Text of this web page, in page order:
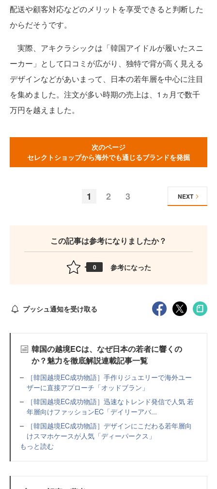
配送や顧客対応などのメリットを享受できると判断した
からだそうです。
実際、アキクラシックは「韓国アイドルが履いたスニ
ーカー」として口コミが広がり、独特で背が高く見える
デザインなどがあいまって、日本の若年層を中心に注目
を集めました。注文が多い時期の売上は、1ヵ月で数千
万円を越えました。
次のページ
セレクトショップから海外でも通じるブランドを発掘
1 2 3 NEXT
この記事は参考になりましたか？
0 参考になった
プッシュ通知を受け取る
韓国の越境ECは、なぜ日本の若者に響くの
か？魅力を徹底解説連載記事一覧
［韓国越境EC成功物語］手作りジュエリーで海外ユー
ザーに直接アプローチ「オッドブラン」
［韓国越境EC成功物語］迅速なトレンド発信で人気 若
年層向けファッションEC「デイリーアバ...
［韓国越境EC成功物語］デザインにこだわる若年層向
けスマホケースが人気「ディーパークス」
もっと読む